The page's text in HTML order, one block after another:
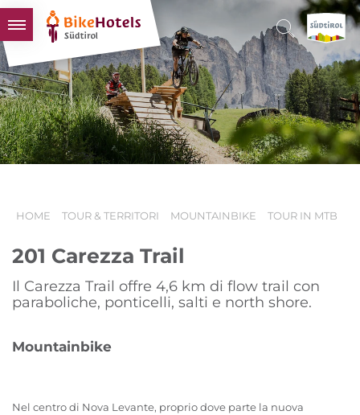
BIKEHOTELS
HOTELS & PACCHETTI
TOUR & TERRITORI
L'ALTO ADIGE & NOI
HOME TOUR & TERRITORI MOUNTAINBIKE TOUR IN MTB
201 Carezza Trail
Il Carezza Trail offre 4,6 km di flow trail con
paraboliche, ponticelli, salti e north shore.
Mountainbike
Nel centro di Nova Levante, proprio dove parte la nuova